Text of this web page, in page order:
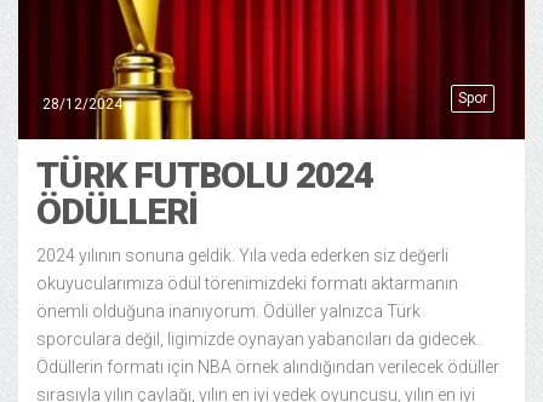
Spor
28/12/2024
TÜRK FUTBOLU 2024
ÖDÜLLERI
2024 yılının sonuna geldik. Yıla veda ederken siz değerli
okuyucularımıza ödül törenimizdeki formatı aktarmanın
önemli olduğuna inanıyorum. Ödüller yalnızca Türk
sporculara değil, ligimizde oynayan yabancıları da gidecek.
Ödüllerin formatı için NBA örnek alındığından verilecek ödüller
sırasıyla yılın çaylağı, yılın en iyi yedek oyuncusu, yılın en iyi